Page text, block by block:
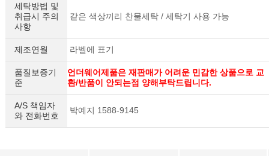
세탁방법 및
취급시 주의
사항
같은 색상끼리 찬물세탁 / 세탁기 사용 가능
제조연월 라벨에 표기
품질보증기
준
언더웨어제품은 재판매가 어려운 민감한 상품으로 교
환/반품이 안되는점 양해부탁드립니다.
A/S 책임자
와 전화번호
박예지 1588-9145